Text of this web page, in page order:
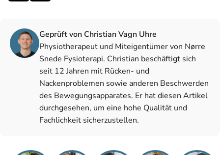
Geprüft von Christian Vagn Uhre
Physiotherapeut und Miteigentümer von Nørre
Snede Fysioterapi. Christian beschäftigt sich
seit 12 Jahren mit Rücken- und
Nackenproblemen sowie anderen Beschwerden
des Bewegungsapparates. Er hat diesen Artikel
durchgesehen, um eine hohe Qualität und
Fachlichkeit sicherzustellen.